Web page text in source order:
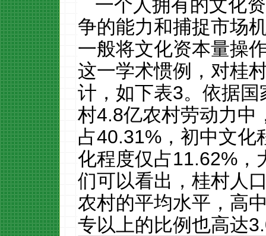
一个人拥有的文化
争的能力和捕捉市场
一般将文化资本量操
这一学术惯例，对桂
计，如下表3。依据
村4.8亿农村劳动力中
占40.31% ，初中文化
化程度仅占11.62%
们可以看出，桂村人
农村的平均水平，高
专以上的比例也高达